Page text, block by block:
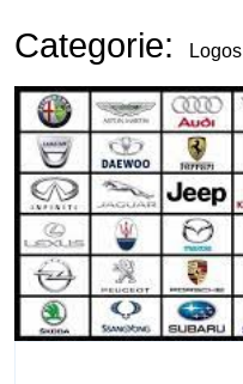
Categorie: Logos